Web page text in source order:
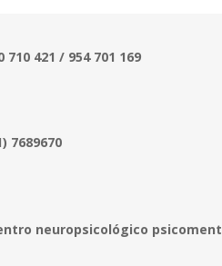
710 421 / 954 701 169
7689670
neuropsicológico psicoment